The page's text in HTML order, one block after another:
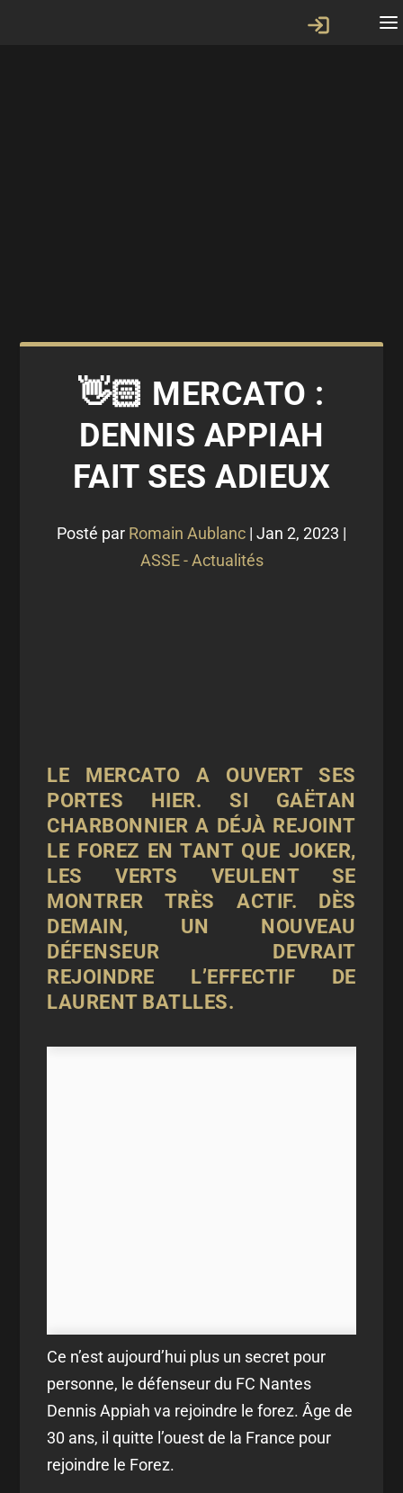
👋🏻 MERCATO :
DENNIS APPIAH
FAIT SES ADIEUX
Posté par Romain Aublanc | Jan 2, 2023 |
ASSE - Actualités
LE MERCATO A OUVERT SES
PORTES HIER. SI GAËTAN
CHARBONNIER A DÉJÀ REJOINT
LE FOREZ EN TANT QUE JOKER,
LES VERTS VEULENT SE
MONTRER TRÈS ACTIF. DÈS
DEMAIN, UN NOUVEAU
DÉFENSEUR DEVRAIT
REJOINDRE L’EFFECTIF DE
LAURENT BATLLES.
Ce n’est aujourd’hui plus un secret pour
personne, le défenseur du FC Nantes
Dennis Appiah va rejoindre le forez. Âge de
30 ans, il quitte l’ouest de la France pour
rejoindre le Forez.